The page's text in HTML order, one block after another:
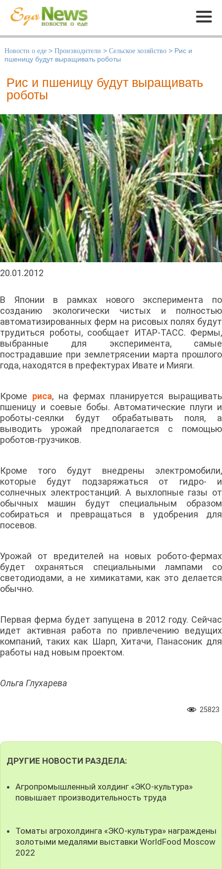
Меню
Новости о еде > Производители > Сельское хозяйство > Рис и
пшеницу будут выращивать роботы
Рис и пшеницу будут выращивать
роботы
20.01.2012
В Японии в рамках нового эксперимента по
созданию экологически чистых и полностью
автоматизированных ферм на рисовых полях будут
трудиться роботы, сообщает ИТАР-ТАСС. Фермы,
выбранные для эксперимента, самые
пострадавшие при землетрясении марта прошлого
года, находятся в префектурах Ивате и Мияги.
Кроме риса, на фермах планируется выращивать
пшеницу и соевые бобы. Автоматические плуги и
роботы-сеялки будут обрабатывать поля, а
выводить урожай предполагается с помощью
роботов-грузчиков.
Кроме того будут внедрены электромобили,
которые будут подзаряжаться от гидро- и
солнечных электростанций. А выхлопные газы от
обычных машин будут специальным образом
собираться и превращаться в удобрения для
посевов.
Урожай от вредителей на новых робото-фермах
будет охраняться специальными лампами со
светодиодами, а не химикатами, как это делается
обычно.
Первая ферма будет запущена в 2012 году. Сейчас
идет активная работа по привлечению ведущих
компаний, таких как Шарп, Хитачи, Панасоник для
работы над новым проектом.
Ольга Глухарева
25823
ДРУГИЕ НОВОСТИ РАЗДЕЛА:
Агропромышленный холдинг «ЭКО-культура»
повышает производительность труда
Томаты агрохолдинга «ЭКО-культура» награждены
золотыми медалями выставки WorldFood Moscow
2022